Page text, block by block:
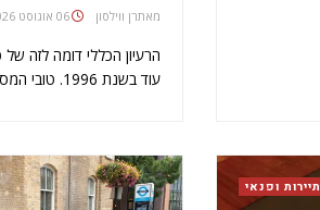
מאת 06 אוגוסט 2026
הרעיון הכללי דומה לזה
עוד בשנת
וסכום מפלסטיק. זו אולי
תיירות ופנאי